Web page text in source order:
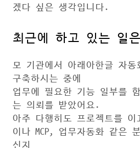
겠다 싶은 생각입니다.
최근에 하고 있는 일
모 기관에서 아래아한글 자동
구축하시는 중에
업무에 필요한 기능 일부를
는 의뢰를 받았어요.
아주 다행히도 프로젝트를 이
이나 MCP, 업무자동화 같은
신지